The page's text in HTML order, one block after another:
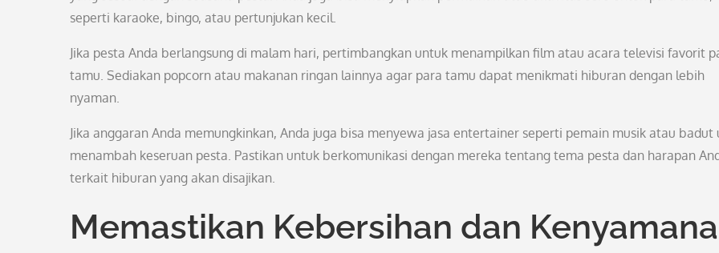
seperti karaoke, bingo, atau pertunjukan kecil.
Jika pesta Anda berlangsung di malam hari, pertimbangkan untuk menampilkan film atau acara televisi favorit
tamu. Sediakan popcorn atau makanan ringan lainnya agar para tamu dapat menikmati hiburan dengan lebih
nyaman.
Jika anggaran Anda memungkinkan, Anda juga bisa menyewa jasa entertainer seperti pemain musik atau badut
menambah keseruan pesta. Pastikan untuk berkomunikasi dengan mereka tentang tema pesta dan harapan
terkait hiburan yang akan disajikan.
Memastikan Kebersihan dan